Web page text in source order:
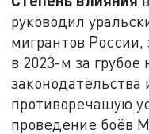
руководил
мигрантов
в 2023-м за грубое
законодательства
противоречащую
проведение боёв